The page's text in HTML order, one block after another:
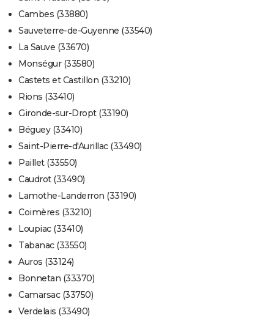
Cambes (33880)
Sauveterre-de-Guyenne (33540)
La Sauve (33670)
Monségur (33580)
Castets et Castillon (33210)
Rions (33410)
Gironde-sur-Dropt (33190)
Béguey (33410)
Saint-Pierre-d'Aurillac (33490)
Paillet (33550)
Caudrot (33490)
Lamothe-Landerron (33190)
Coimères (33210)
Loupiac (33410)
Tabanac (33550)
Auros (33124)
Bonnetan (33370)
Camarsac (33750)
Verdelais (33490)